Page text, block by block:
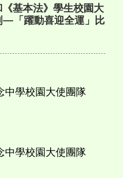
《基本法》學生校園大
—「躍動喜迎全運」比
中學校園大使團隊
中學校園大使團隊